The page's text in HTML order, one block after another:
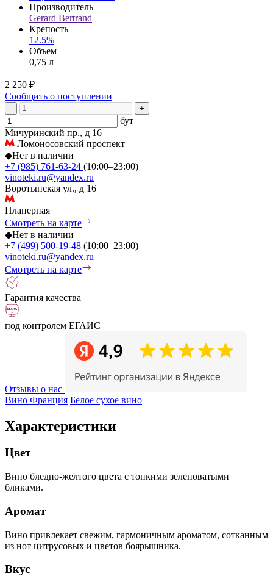
Производитель
Gerard Bertrand
Крепость
12.5%
Объем
0,75 л
2 250 ₽
Сообщить о поступлении
- +
бут
Мичуринский пр., д 16
Ломоносовский проспект
◆Нет в наличии
+7 (985) 761-63-24 (10:00–23:00)
vinoteki.ru@yandex.ru
Воротынская ул., д 16
Планерная
Смотреть на карте
◆Нет в наличии
+7 (499) 500-19-48 (10:00–23:00)
vinoteki.ru@yandex.ru
Смотреть на карте
Гарантия качества
под контролем ЕГАИС
Отзывы о нас
Вино Франция Белое сухое вино
Характеристики
Цвет
Вино бледно-желтого цвета с тонкими зеленоватыми
бликами.
Аромат
Вино привлекает свежим, гармоничным ароматом, сотканным
из нот цитрусовых и цветов боярышника.
Вкус